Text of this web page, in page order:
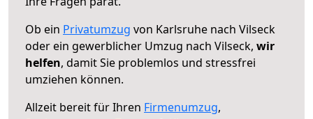
Ob ein Privatumzug von Karlsruhe nach Vilseck
oder ein gewerblicher Umzug nach Vilseck, wir
helfen, damit Sie problemlos und stressfrei
umziehen können.
Allzeit bereit für Ihren Firmenumzug,